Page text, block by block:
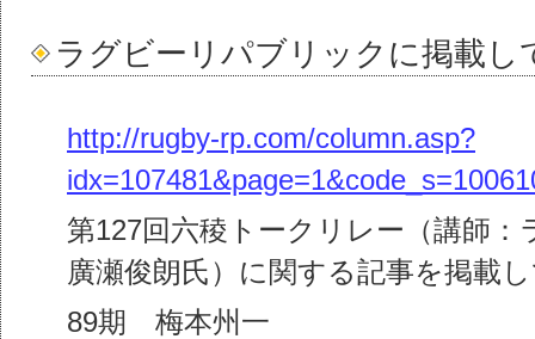
ラグビーリパブリックに掲載
http://rugby-rp.com/column.asp?
第127回六稜トークリレー（講師
廣瀬俊朗氏）に関する記事を掲載
89期 梅本州一